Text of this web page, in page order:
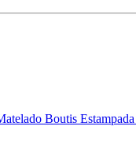
Boutis